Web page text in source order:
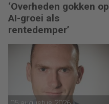
‘Overheden gokken op
AI-groei als
rentedemper’